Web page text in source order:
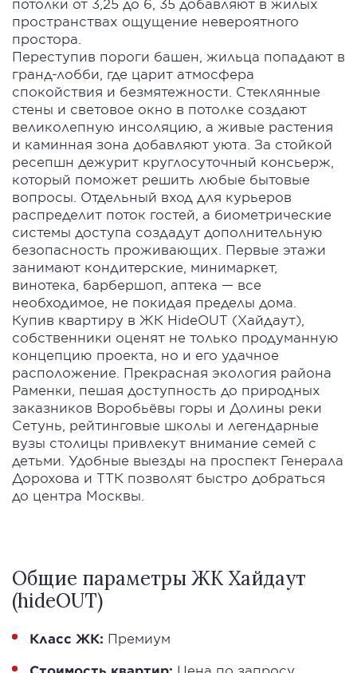
потолки от 3,25 до 6, 35 добавляют в жилых
пространствах ощущение невероятного
простора.
Переступив пороги башен, жильца попадают в
гранд-лобби, где царит атмосфера
спокойствия и безмятежности. Стеклянные
стены и световое окно в потолке создают
великолепную инсоляцию, а живые растения
и каминная зона добавляют уюта. За стойкой
ресепшн дежурит круглосуточный консьерж,
который поможет решить любые бытовые
вопросы. Отдельный вход для курьеров
распределит поток гостей, а биометрические
системы доступа создадут дополнительную
безопасность проживающих. Первые этажи
занимают кондитерские, минимаркет,
винотека, барбершоп, аптека — все
необходимое, не покидая пределы дома.
Купив квартиру в ЖК HideOUT (Хайдаут),
собственники оценят не только продуманную
концепцию проекта, но и его удачное
расположение. Прекрасная экология района
Раменки, пешая доступность до природных
заказников Воробьёвы горы и Долины реки
Сетунь, рейтинговые школы и легендарные
вузы столицы привлекут внимание семей с
детьми. Удобные выезды на проспект Генерала
Дорохова и ТТК позволят быстро добраться
до центра Москвы.
Общие параметры ЖК Хайдаут
(hideOUT)
Класс ЖК: Премиум
Стоимость квартир: Цена по запросу